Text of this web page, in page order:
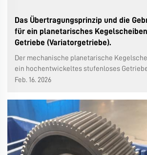
Das Übertragungsprinzip und die
für ein planetarisches
Getriebe (Variatorgetriebe).
Der mechanische planetarische
ein hochentwickeltes stufenloses
durch mechanische Verstellung eine
vorgegebenen Bereichs, wobei eine
Feb. 16. 2026